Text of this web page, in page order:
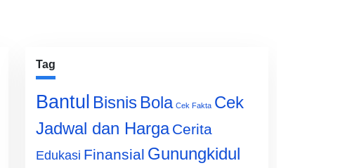
Tag
Bantul Bisnis Bola Cek Fakta Cek
Jadwal dan Harga Cerita
Edukasi Finansial Gunungkidul